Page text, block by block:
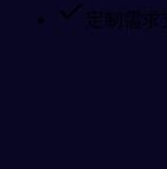
定制需求